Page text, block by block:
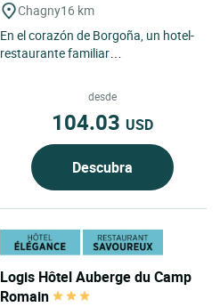
Chagny16 km
En el corazón de Borgoña, un hotel-
restaurante familiar
desde
104.03 USD
Descubra
Logis Hôtel Auberge du Camp
Romain